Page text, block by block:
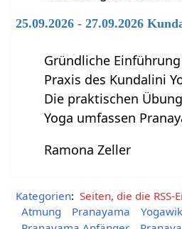
25.09.2026 - 27.09.2026
Gründliche
Praxis des Kundalini
Die praktischen
Yoga umfassen
Ramona Zeller
Kategorien: Seiten, die die
Atmung
Pranayama